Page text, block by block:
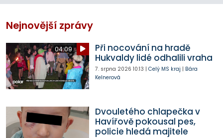
Nejnovější zprávy
04:09
Při nocování na hradě
Hukvaldy lidé odhalili vraha
7. srpna 2026 10:13 | Celý MS kraj | Bára
Kelnerová
Dvouletého chlapečka v
Havířově pokousal pes,
policie hledá majitele